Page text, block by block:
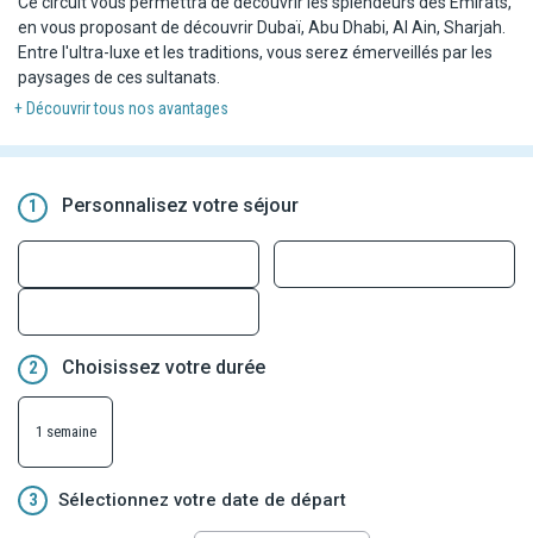
en vous proposant de découvrir Dubaï, Abu Dhabi, Al Ain, Sharjah.
Entre l'ultra-luxe et les traditions, vous serez émerveillés par les
paysages de ces sultanats.
+ Découvrir tous nos avantages
1 Personnalisez votre séjour
2 Choisissez votre durée
1 semaine
3 Sélectionnez votre date de départ